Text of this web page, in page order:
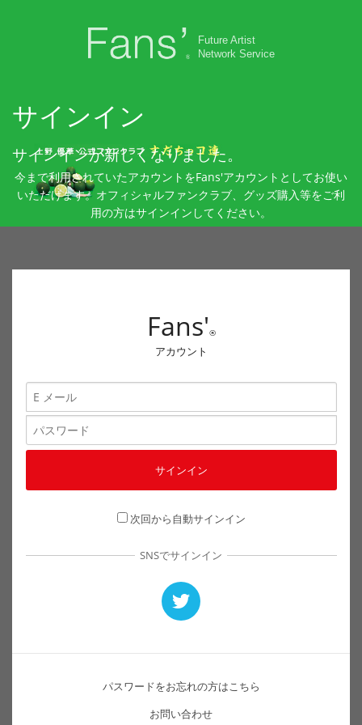
Future Artist
Network Service
サインイン
サインインが新しくなりました。
今まで利用されていたアカウントをFans'アカウントとしてお使い
いただけます。オフィシャルファンクラブ、グッズ購入等をご利
用の方はサインインしてください。
Fans'®
アカウント
次回から自動サインイン
SNSでサインイン
パスワードをお忘れの方はこちら
お問い合わせ